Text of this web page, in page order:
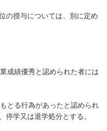
の授与については、別に定め
成績優秀と認められた者には
とる行為があったと認められ
停学又は退学処分とする。